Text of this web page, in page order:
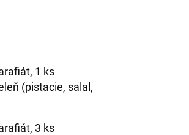
1 ks
(pistacie, salal,
3 ks